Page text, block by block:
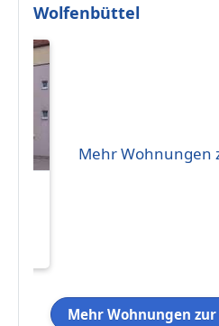
Wolfenbüttel
Mehr Wohnungen
Mehr Wohnungen